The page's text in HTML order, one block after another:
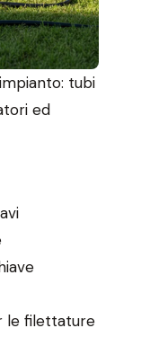
tubi
ed
le filettature